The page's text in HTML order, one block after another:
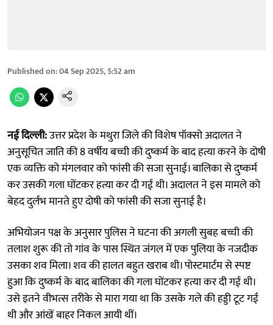
Published on:04 Sep 2025, 5:52 am
नई दिल्ली:उत्तर प्रदेश केमथुरा जिले की विशेष पॉक्सो अदालत ने
अनुसूचित जाति की 8 वर्षीय बच्ची की दुष्कर्म के बाद हत्या करने के दोषी
एक व्यक्ति को मंगलवार को फांसी की सजा सुनाई। बालिका से दुष्कर्म
कर उसकी गला घोंटकर हत्या कर दी गई थी। अदालत ने इस मामले को
बेहद दुर्लभ मानते हुए दोषी को फांसी की सजा सुनाई है।
अभियोजन पक्ष के अनुसार पुलिस ने घटना की अगली सुबह बच्ची की
तलाश शुरू की तो गांव के पास स्थित जंगल में एक पुलिया के नजदीक
उसका शव मिला। शव की हालत बहुत खराब थी। पोस्टमार्टम से स्पष्ट
हुआ कि दुष्कर्म के बाद बालिका की गला घोंटकर हत्या कर दी गई थी।
उसे इतने वीभत्स तरीके से मारा गया था कि उसके गले की हड्डी टूट गई
थी और आंखें बाहर निकल आयी थीं।